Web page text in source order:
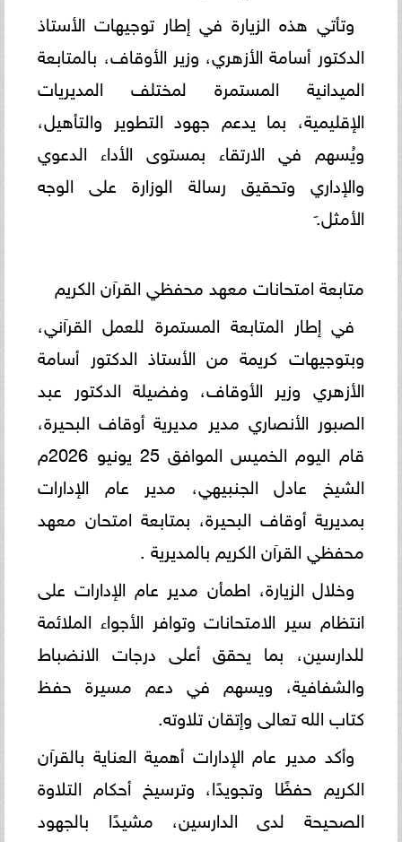
وتأتي هذه الزيارة في إطار توجيهات الأستاذ
الدكتور أسامة الأزهري، وزير الأوقاف، بالمتابعة
الميدانية المستمرة لمختلف المديريات
الإقليمية، بما يدعم جهود التطوير والتأهيل،
ويُسهم في الارتقاء بمستوى الأداء الدعوي
والإداري وتحقيق رسالة الوزارة على الوجه
الأمثل.َ
متابعة امتحانات معهد محفظي القرآن الكريم
في إطار المتابعة المستمرة للعمل القرآني،
وبتوجيهات كريمة من الأستاذ الدكتور أسامة
الأزهري وزير الأوقاف، وفضيلة الدكتور عبد
الصبور الأنصاري مدير مديرية أوقاف البحيرة،
قام اليوم الخميس الموافق 25 يونيو 2026م
الشيخ عادل الجنبيهي، مدير عام الإدارات
بمديرية أوقاف البحيرة، بمتابعة امتحان معهد
محفظي القرآن الكريم بالمديرية .
وخلال الزيارة، اطمأن مدير عام الإدارات على
انتظام سير الامتحانات وتوافر الأجواء الملائمة
للدارسين، بما يحقق أعلى درجات الانضباط
والشفافية، ويسهم في دعم مسيرة حفظ
كتاب الله تعالى وإتقان تلاوته.
وأكد مدير عام الإدارات أهمية العناية بالقرآن
الكريم حفظًا وتجويدًا، وترسيخ أحكام التلاوة
الصحيحة لدى الدارسين، مشيدًا بالجهود